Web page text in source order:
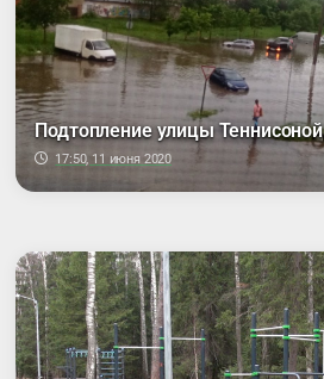
Подтопление улицы Теннисоной
17:50, 11 июня 2020